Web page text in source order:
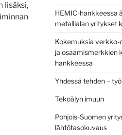
lisäksi,
HEMIC-hankkeessa
metallialan yritykset
Kokemuksia
ja osaamismerkkien
hankkeessa
Yhdessä tehden –
Tekoälyn imuun
Pohjois-Suomen
lähtötasokuvaus